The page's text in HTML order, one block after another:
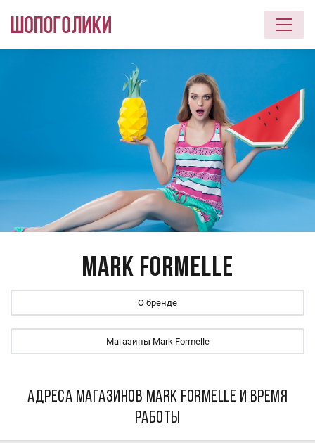
Mark Formelle
О бренде
Магазины Mark Formelle
АДРЕСА МАГАЗИНОВ Mark Formelle И ВРЕМЯ
РАБОТЫ